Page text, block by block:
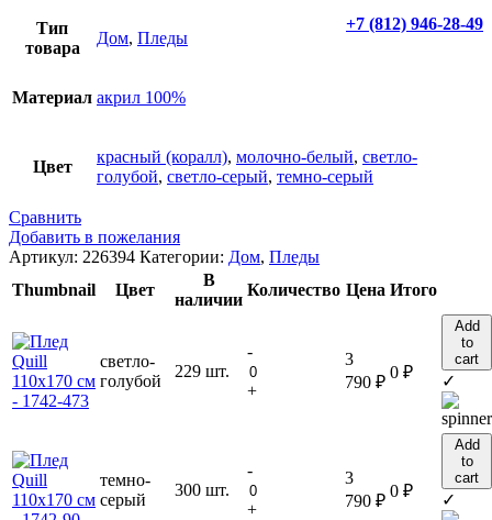
+7 (812) 946-28-49
Тип
товара
Дом, Пледы
Материал акрил 100%
Цвет
красный (коралл), молочно-белый, светло-
голубой, светло-серый, темно-серый
Сравнить
Добавить в пожелания
Артикул: 226394 Категории: Дом, Пледы
Thumbnail
Цвет
В
наличии
Количество Цена Итого
светло-
голубой
229 шт.
-
+
3
790 ₽
0 ₽
Add
to
cart
✓
темно-
серый
300 шт.
-
+
3
790 ₽
0 ₽
Add
to
cart
✓